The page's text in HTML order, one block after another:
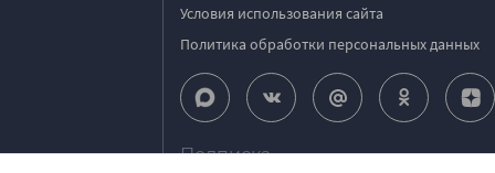
Условия использования сайта
Политика обработки персональных данных
Подписка